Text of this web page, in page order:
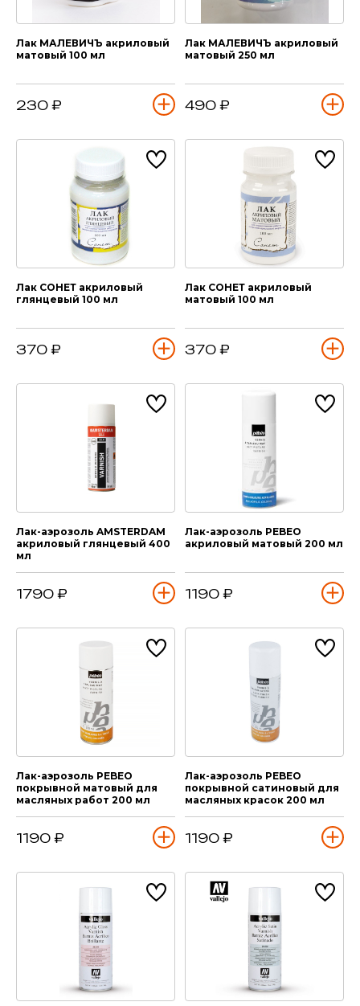
Лак МАЛЕВИЧЪ акриловый
матовый 100 мл
230 ₽
Лак МАЛЕВИЧЪ акриловый
матовый 250 мл
490 ₽
Лак СОНЕТ акриловый
глянцевый 100 мл
370 ₽
Лак СОНЕТ акриловый
матовый 100 мл
370 ₽
Лак-аэрозоль AMSTERDAM
акриловый глянцевый 400
мл
1790 ₽
Лак-аэрозоль PEBEO
акриловый матовый 200 мл
1190 ₽
Лак-аэрозоль PEBEO
покрывной матовый для
масляных работ 200 мл
1190 ₽
Лак-аэрозоль PEBEO
покрывной сатиновый для
масляных красок 200 мл
1190 ₽